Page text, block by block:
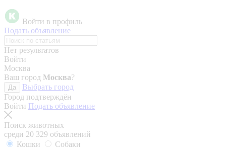
Войти в профиль
Подать объявление
Нет результатов
Войти
Москва
Ваш город Москва?
Да
Выбрать город
Город подтверждён
Войти Подать объявление
Поиск животных
среди 20 329 объявлений
Кошки
Собаки